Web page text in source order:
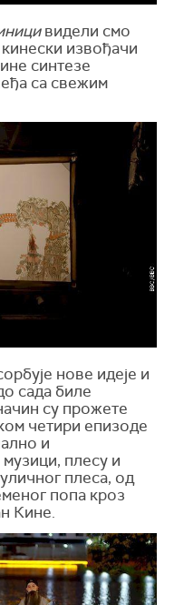
видели смо
извођачи
синтезе
са свежим
нове идеје и
сада биле
су прожете
четири епизоде
и
музици, плесу и
плеса, од
попа кроз
Кине.